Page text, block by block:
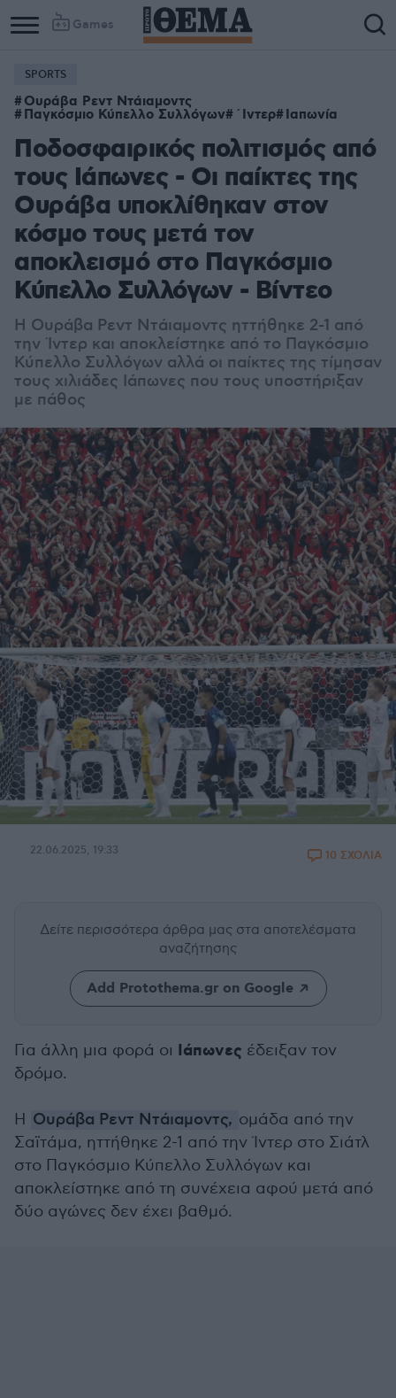
Games
SPORTS
Ουράβα Ρεντ Ντάιαμοντς
Παγκόσμιο Κύπελλο Συλλόγων ΄Ιντερ Ιαπωνία
Ποδοσφαιρικός πολιτισμός από
τους Ιάπωνες - Οι παίκτες της
Ουράβα υποκλίθηκαν στον
κόσμο τους μετά τον
αποκλεισμό στο Παγκόσμιο
Κύπελλο Συλλόγων - Βίντεο
Η Ουράβα Ρεντ Ντάιαμοντς ηττήθηκε 2-1 από
την Ίντερ και αποκλείστηκε από το Παγκόσμιο
Κύπελλο Συλλόγων αλλά οι παίκτες της τίμησαν
τους χιλιάδες Ιάπωνες που τους υποστήριξαν
με πάθος
22.06.2025, 19:33 10 ΣΧΟΛΙΑ
Δείτε περισσότερα άρθρα μας στα αποτελέσματα
αναζήτησης
Add Protothema.gr on Google
Για άλλη μια φορά οι Ιάπωνες έδειξαν τον
δρόμο.
Η Ουράβα Ρεντ Ντάιαμοντς, ομάδα από την
Σαϊτάμα, ηττήθηκε 2-1 από την Ίντερ στο Σιάτλ
στο Παγκόσμιο Κύπελλο Συλλόγων και
αποκλείστηκε από τη συνέχεια αφού μετά από
δύο αγώνες δεν έχει βαθμό.